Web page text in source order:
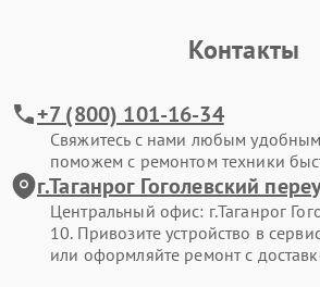
Контакты
+7 (800) 101-16-34
Свяжитесь с нами любым
поможем с ремонтом техники
г.Таганрог Гоголевский
Центральный офис: г.Таганрог
10. Привозите устройство в
или оформляйте ремонт с